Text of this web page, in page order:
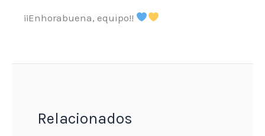
¡¡Enhorabuena, equipo!!
Relacionados